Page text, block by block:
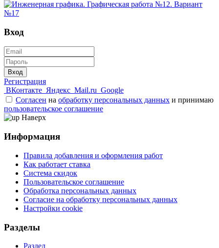
Вход
Вход
Регистрация
ВКонтакте Яндекс Mail.ru Google
Согласен на обработку персональных данных и принимаю
пользовательское соглашение
Наверх
Информация
Правила добавления и оформления работ
Как работает ставка
Система скидок
Пользовательское соглашение
Обработка персональных данных
Согласие на обработку персональных данных
Настройки cookie
Разделы
Раздел